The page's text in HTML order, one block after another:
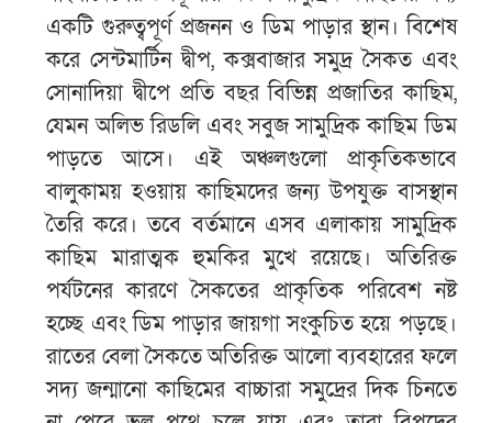
একটি গুরুত্বপূর্ণ প্রজনন ও ডিম পাড়ার স্থান। বিশেষ
করে সেন্টমার্টিন দ্বীপ, কক্সবাজার সমুদ্র সৈকত এবং
সোনাদিয়া দ্বীপে প্রতি বছর বিভিন্ন প্রজাতির কাছিম,
যেমন অলিভ রিডলি এবং সবুজ সামুদ্রিক কাছিম ডিম
পাড়তে আসে। এই অঞ্চলগুলো প্রাকৃতিকভাবে
বালুকাময় হওয়ায় কাছিমদের জন্য উপযুক্ত বাসস্থান
তৈরি করে। তবে বর্তমানে এসব এলাকায় সামুদ্রিক
কাছিম মারাত্মক হুমকির মুখে রয়েছে। অতিরিক্ত
পর্যটনের কারণে সৈকতের প্রাকৃতিক পরিবেশ নষ্ট
হচ্ছে এবং ডিম পাড়ার জায়গা সংকুচিত হয়ে পড়ছে।
রাতের বেলা সৈকতে অতিরিক্ত আলো ব্যবহারের ফলে
সদ্য জন্মানো কাছিমের বাচ্চারা সমুদ্রের দিক চিনতে